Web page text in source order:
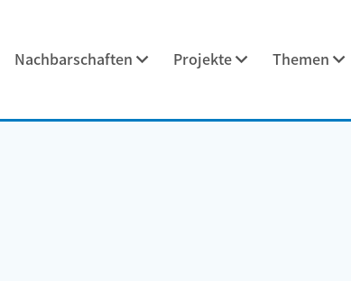
Nachbarschaften Projekte Themen